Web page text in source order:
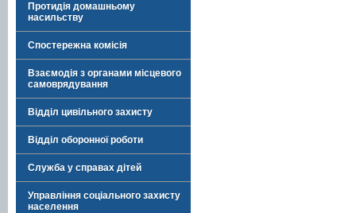
Протидія домашньому
насильству
Спостережна комісія
Взаємодія з органами місцевого
самоврядування
Відділ цивільного захисту
Відділ оборонної роботи
Служба у справах дітей
Управління соціального захисту
населення